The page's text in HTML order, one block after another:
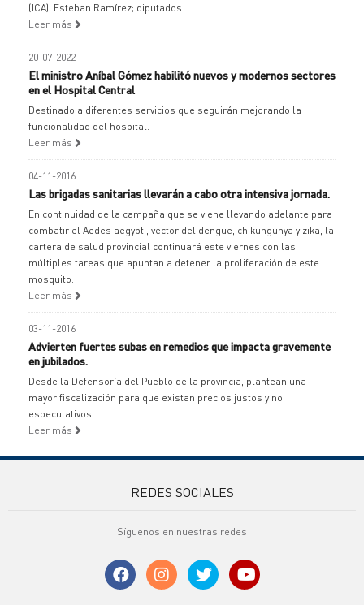
(ICA), Esteban Ramírez; diputados
Leer más
20-07-2022
El ministro Aníbal Gómez habilitó nuevos y modernos sectores
en el Hospital Central
Destinado a diferentes servicios que seguirán mejorando la
funcionalidad del hospital.
Leer más
04-11-2016
Las brigadas sanitarias llevarán a cabo otra intensiva jornada.
En continuidad de la campaña que se viene llevando adelante para
combatir el Aedes aegypti, vector del dengue, chikungunya y zika, la
cartera de salud provincial continuará este viernes con las
múltiples tareas que apuntan a detener la proliferación de este
mosquito.
Leer más
03-11-2016
Advierten fuertes subas en remedios que impacta gravemente
en jubilados.
Desde la Defensoría del Pueblo de la provincia, plantean una
mayor fiscalización para que existan precios justos y no
especulativos.
Leer más
REDES SOCIALES
Síguenos en nuestras redes